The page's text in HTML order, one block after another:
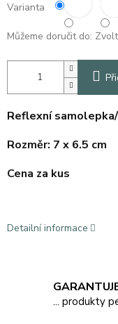
Varianta
Můžeme doručit do:
Reflexní
Rozměr: 7 x 6.5 cm
Cena za kus
Detailní informace
... produkty